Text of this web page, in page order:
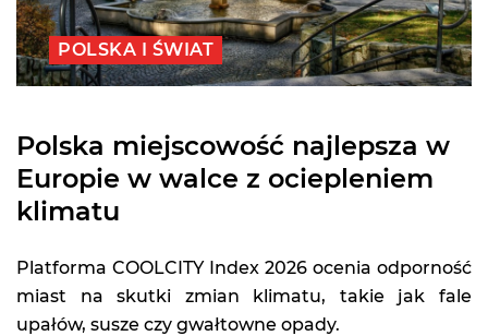
POLSKA I ŚWIAT
Polska miejscowość najlepsza w
Europie w walce z ociepleniem
klimatu
Platforma COOLCITY Index 2026 ocenia odporność
miast na skutki zmian klimatu, takie jak fale
upałów, susze czy gwałtowne opady.